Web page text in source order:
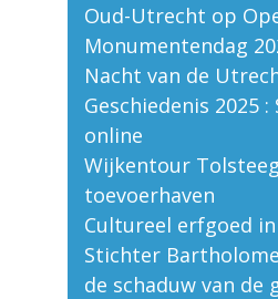
Oud-Utrecht op
Monumentendag
Nacht van de
Geschiedenis 2025
online
Wijkentour
toevoerhaven
Cultureel erfgoed
Stichter
de schaduw van de